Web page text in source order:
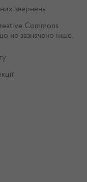
звернень
Commons
не зазначено інше.